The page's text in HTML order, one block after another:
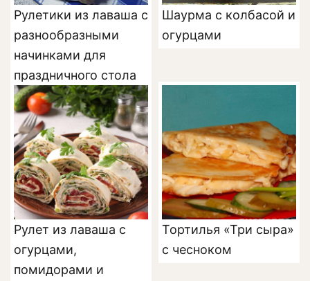
Рулетики из лаваша с
разнообразными
начинками для
праздничного стола
Шаурма с колбасой и
огурцами
Рулет из лаваша с
огурцами,
помидорами и
Тортилья «Три сыра»
с чесноком